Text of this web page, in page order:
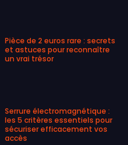
Pièce de 2 euros rare : secrets
et astuces pour reconnaître
un vrai trésor
Serrure électromagnétique :
les 5 critères essentiels pour
sécuriser efficacement vos
accès